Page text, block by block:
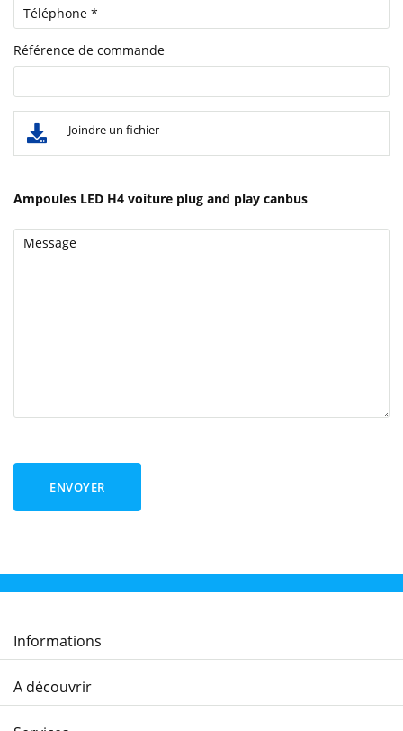
Référence de commande
Joindre un fichier
Ampoules LED H4 voiture plug and play canbus
ENVOYER
Informations
A découvrir